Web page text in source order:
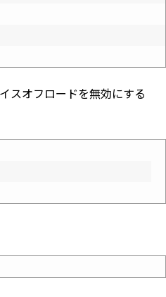
スオフロードを無効にする